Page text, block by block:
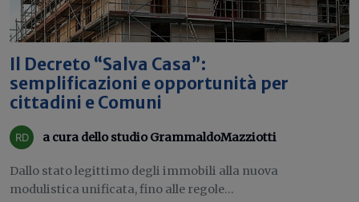
Il Decreto “Salva Casa”:
semplificazioni e opportunità per
cittadini e Comuni
a cura dello studio GrammaldoMazziotti
Dallo stato legittimo degli immobili alla nuova
modulistica unificata, fino alle regole...